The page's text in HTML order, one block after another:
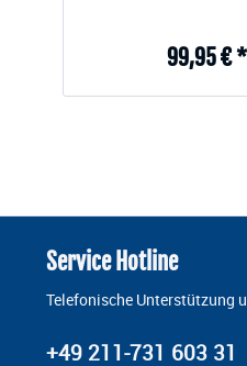
99,95 € *
Service Hotline
Telefonische Unterstützung
+49 211-731 603 31